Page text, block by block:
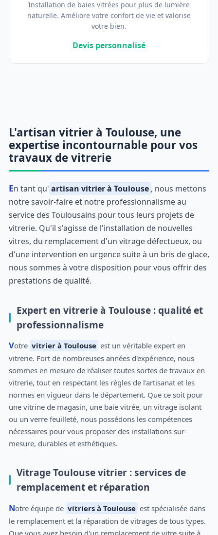
Installation de baies vitrées pour plus de lumière
naturelle. Améliore votre confort de vie et valorise
votre bien.
Devis personnalisé
L'artisan vitrier à Toulouse, une
expertise incontournable pour vos
travaux de vitrerie
En tant qu' artisan vitrier à Toulouse , nous mettons
notre savoir-faire et notre professionnalisme au
service des Toulousains pour tous leurs projets de
vitrerie. Qu'il s'agisse de l'installation de nouvelles
vitres, du remplacement d'un vitrage défectueux, ou
d'une intervention en urgence suite à un bris de glace,
nous sommes à votre disposition pour vous offrir des
prestations de qualité.
Expert en vitrerie à Toulouse : qualité et
professionnalisme
Votre vitrier à Toulouse est un véritable expert en
vitrerie. Fort de nombreuses années d'expérience, nous
sommes en mesure de réaliser toutes sortes de travaux en
vitrerie, tout en respectant les règles de l'artisanat et les
normes en vigueur dans le département. Que ce soit pour
une vitrine de magasin, une baie vitrée, un vitrage isolant
ou un verre feuilleté, nous possédons les compétences
nécessaires pour vous proposer des installations sur-
mesure, durables et esthétiques.
Vitrage Toulouse vitrier : services de
remplacement et réparation
Notre équipe de vitriers à Toulouse est spécialisée dans
le remplacement et la réparation de vitrages de tous types.
Que vous ayez besoin d'un remplacement de vitre suite à